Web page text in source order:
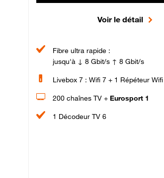
Voir le détail
Fibre ultra rapide :
jusqu'à ↓ 8 Gbit/s ↑ 8 Gbit/s
Livebox 7 : Wifi 7 + 1 Répéteur
200 chaînes TV + Eurosport 1
1 Décodeur TV 6